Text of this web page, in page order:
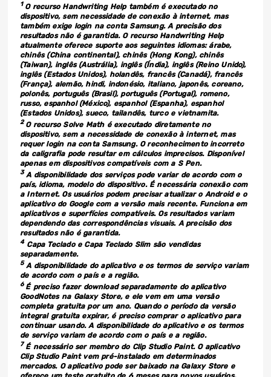
1 O recurso Handwriting Help também é executado no
dispositivo, sem necessidade de conexão à internet, mas
também exige login na conta Samsung. A precisão dos
resultados não é garantida. O recurso Handwriting Help
atualmente oferece suporte aos seguintes idiomas: árabe,
chinês (China continental), chinês (Hong Kong), chinês
(Taiwan), inglês (Austrália), inglês (Índia), inglês (Reino Unido),
inglês (Estados Unidos), holandês, francês (Canadá), francês
(França), alemão, hindi, indonésio, italiano, japonês, coreano,
polonês, português (Brasil), português (Portugal), romeno,
russo, espanhol (México), espanhol (Espanha), espanhol
(Estados Unidos), sueco, tailandês, turco e vietnamita.
2O recurso Solve Math é executado diretamente no
dispositivo, sem a necessidade de conexão à internet, mas
requer login na conta Samsung. O reconhecimento incorreto
da caligrafia pode resultar em cálculos imprecisos. Disponível
apenas em dispositivos compatíveis com a S Pen.
3A disponibilidade dos serviços pode variar de acordo com o
país, idioma, modelo do dispositivo. É necessária conexão com
a Internet. Os usuários podem precisar atualizar o Android e o
aplicativo do Google com a versão mais recente. Funciona em
aplicativos e superfícies compatíveis. Os resultados variam
dependendo das correspondências visuais. A precisão dos
resultados não é garantida.
4 Capa Teclado e Capa Teclado Slim são vendidas
separadamente.
5A disponibilidade do aplicativo e os termos de serviço variam
de acordo com o país e a região.
6 É preciso fazer download separadamente do aplicativo
GoodNotes na Galaxy Store, e ele vem em uma versão
completa gratuita por um ano. Quando o período da versão
integral gratuita expirar, é preciso comprar o aplicativo para
continuar usando. A disponibilidade do aplicativo e os termos
de serviço variam de acordo com o país e a região.
7É necessário ser membro do Clip Studio Paint. O aplicativo
Clip Studio Paint vem pré-instalado em determinados
mercados. O aplicativo pode ser baixado na Galaxy Store e